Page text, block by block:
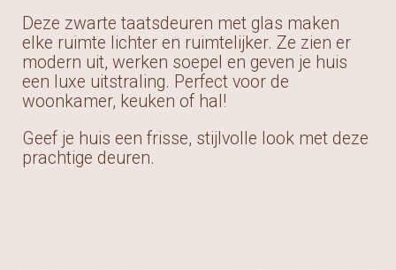
Deze zwarte taatsdeuren met glas maken
elke ruimte lichter en ruimtelijker. Ze zien er
modern uit, werken soepel en geven je huis
een luxe uitstraling. Perfect voor de
woonkamer, keuken of hal!
Geef je huis een frisse, stijlvolle look met deze
prachtige deuren.